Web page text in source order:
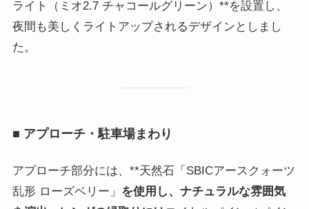
ライト（ミオ2.7 チャコールグリーン）**を設置し、
夜間も美しくライトアップされるデザインとしまし
た。
■ アプローチ・駐車場まわり
アプローチ部分には、**天然石「SBICアースクォーツ
乱形 ローズベリー」 を使用し、ナチュラルな雰囲気